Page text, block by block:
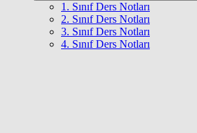
1. Sınıf Ders Notları
2. Sınıf Ders Notları
3. Sınıf Ders Notları
4. Sınıf Ders Notları